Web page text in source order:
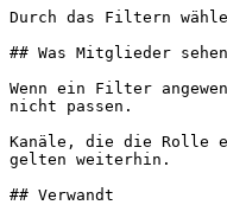
Durch das Filtern
## Was Mitglieder sehen
Wenn ein Filter
nicht passen.
Kanäle, die die Rolle
gelten weiterhin.
## Verwandt